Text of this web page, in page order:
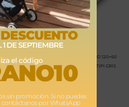
COTINFANT DOCO SLEEPING WOOD 120×60
NATURAL&BLANCO CON TEXTIL – TIPI GRIS
MARCA: COTINFANT
1 DE SEPTIEMBRE
el código
sin promoción. Si no puedes
contáctanos por WhatsApp